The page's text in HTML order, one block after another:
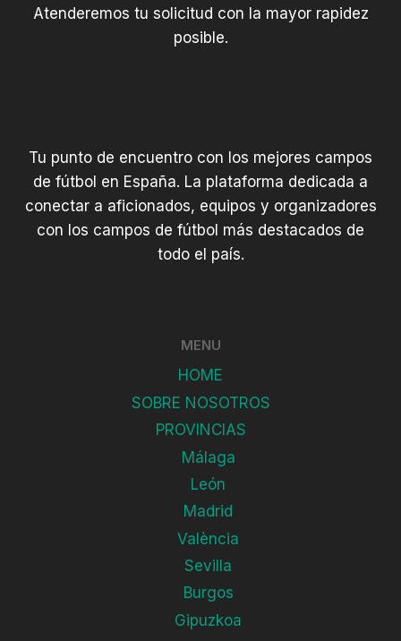
Atenderemos tu solicitud con la mayor rapidez
posible.
Tu punto de encuentro con los mejores campos
de fútbol en España. La plataforma dedicada a
conectar a aficionados, equipos y organizadores
con los campos de fútbol más destacados de
todo el país.
MENU
HOME
SOBRE NOSOTROS
PROVINCIAS
Málaga
León
Madrid
València
Sevilla
Burgos
Gipuzkoa